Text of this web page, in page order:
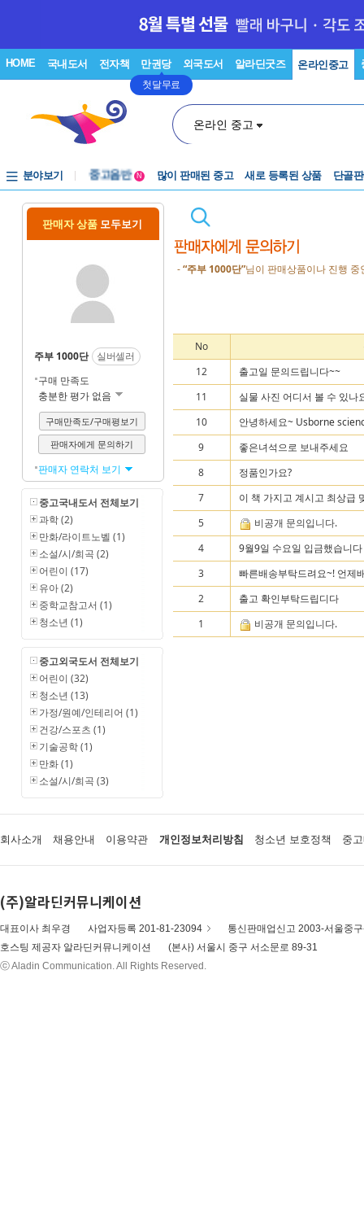
HOME 국내도서 전자책 만권당
첫달무료
외국도서 알라딘굿즈 온라인중고
온라인 중고
분야보기
중고음반
N 많이 판매된 중고 새로 등록된 상품 단골
판매자 상품 모두보기
주부 1000단
실버셀러
구매 만족도
충분한 평가 없음
구매만족도/구매평보기
판매자에게 문의하기
판매자 연락처 보기
중고국내도서 전체보기
과학 (2)
만화/라이트노벨 (1)
소설/시/희곡 (2)
어린이 (17)
유아 (2)
중학교참고서 (1)
청소년 (1)
중고외국도서 전체보기
어린이 (32)
청소년 (13)
가정/원예/인테리어 (1)
건강/스포츠 (1)
기술공학 (1)
만화 (1)
소설/시/희곡 (3)
-“주부 1000단”님이 판매상품이나 진행
No
12
출고일 문의드립니다~~
11
실물 사진 어디서 볼 수 있나
10
안녕하세요~ Usborne
9
좋은녀석으로 보내주세요
8
정품인가요?
7
이 책 가지고 계시고 최상급
5
비공개 문의입니다.
4
9월9일 수요일 입금했습니
3
빠른배송부탁드려요~! 언제
2
출고 확인부탁드립디다
1
비공개 문의입니다.
회사소개 채용안내 이용약관 개인정보처리방침 청소년 보호정책 중
(주)알라딘커뮤니케이션
대표이사 최우경 사업자등록 201-81-23094
통신판매업신고 2003-서울중
호스팅 제공자 알라딘커뮤니케이션
(본사) 서울시 중구 서소문로 89-31
ⓒ Aladin Communication. All Rights Reserved.